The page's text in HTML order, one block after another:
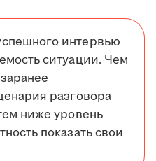
интервью
ситуации. Чем
разговора
ниже уровень
показать свои